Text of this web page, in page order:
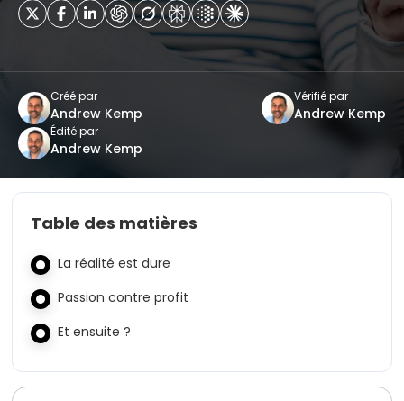
Créé par
Andrew Kemp
Vérifié par
Andrew Kemp
Édité par
Andrew Kemp
Table des matières
La réalité est dure
Passion contre profit
Et ensuite ?